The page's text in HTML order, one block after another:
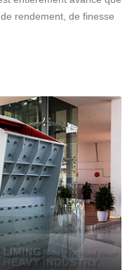
rendement, de finesse